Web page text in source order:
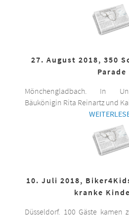
27. August 2018, 350
Parade
Mönchengladbach. In
Bäukönigin Rita Reinartz und
10. Juli 2018,
kranke
Düsseldorf. 100 Gäste kamen